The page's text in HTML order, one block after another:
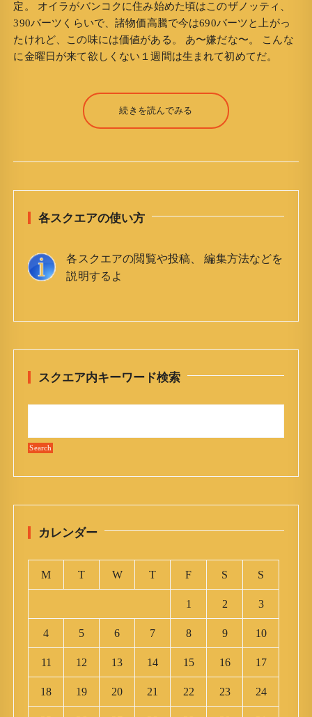
定。 オイラがバンコクに住み始めた頃はこのザノッティ、
390バーツくらいで、諸物価高騰で今は690バーツと上がっ
たけれど、この味には価値がある。 あ〜嫌だな〜。 こんな
に金曜日が来て欲しくない１週間は生まれて初めてだ。
続きを読んでみる
各スクエアの使い方
各スクエアの閲覧や投稿、 編集方法などを
説明するよ
スクエア内キーワード検索
カレンダー
M T W T F S S
1 2 3
4 5 6 7 8 9 10
11 12 13 14 15 16 17
18 19 20 21 22 23 24